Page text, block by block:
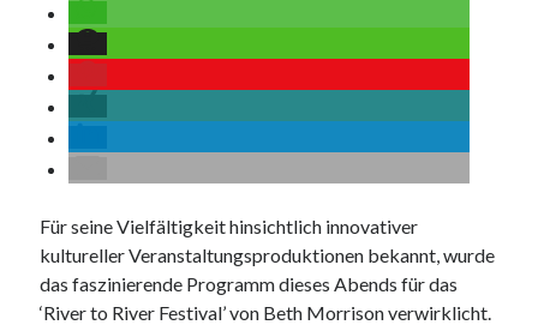
Auszeichnungen
14. Januar 2026
Die Naxos Music Group und ihre Vertriebslabels freuen sich über fünf
OPUS Klassik-Auszeichnungen
8. Oktober 2025
NAXOS Deutschland freut sich über diese ICMA 2025-
Auszeichnungen
14. Januar 2025
OPUS Klassik-Auszeichnungen
„… als hätte ich gerade einen neuen Planeten entdeckt“
22. Februar 2024
Für seine Vielfältigkeit hinsichtlich innovativer
kultureller Veranstaltungsproduktionen bekannt, wurde
das faszinierende Programm dieses Abends für das
‘River to River Festival’ von Beth Morrison verwirklicht.